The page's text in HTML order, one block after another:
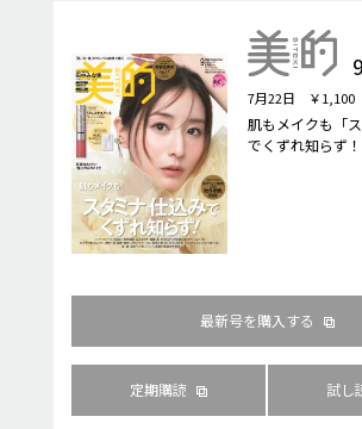
9
7月22日 ￥1,100
肌もメイクも「
でくずれ知らず！
最新号を購入する
定期購読 試し